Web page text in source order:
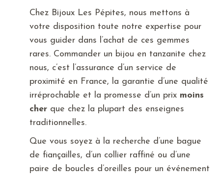
Chez Bijoux Les Pépites, nous mettons à
votre disposition toute notre expertise pour
vous guider dans l’achat de ces gemmes
rares. Commander un bijou en tanzanite chez
nous, c’est l’assurance d’un service de
proximité en France, la garantie d’une qualité
irréprochable et la promesse d’un prix moins
cher que chez la plupart des enseignes
traditionnelles.
Que vous soyez à la recherche d’une bague
de fiançailles, d’un collier raffiné ou d’une
paire de boucles d’oreilles pour un événement